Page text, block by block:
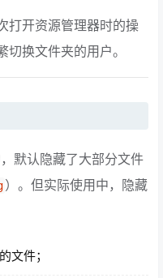
打开资源管理器时的操
换文件夹的用户。
默认隐藏了大部分文件
）。但实际使用中，隐藏
文件；